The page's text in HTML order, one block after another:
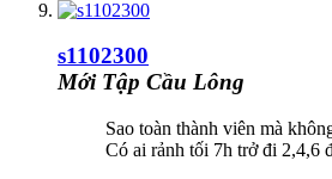
s1102300
Mới Tập Cầu Lông
Sao toàn thành viên mà
Có ai rảnh tối 7h trở đi 2,4,6